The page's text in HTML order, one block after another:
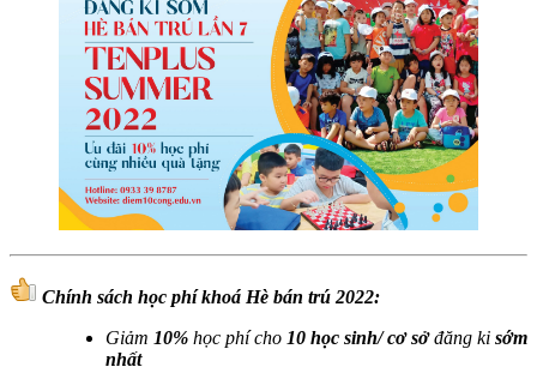
Chính sách học phí khoá Hè bán trú 2022:
Giảm 10% học phí cho 10 học sinh/ cơ sởđăng ki sớm
nhất